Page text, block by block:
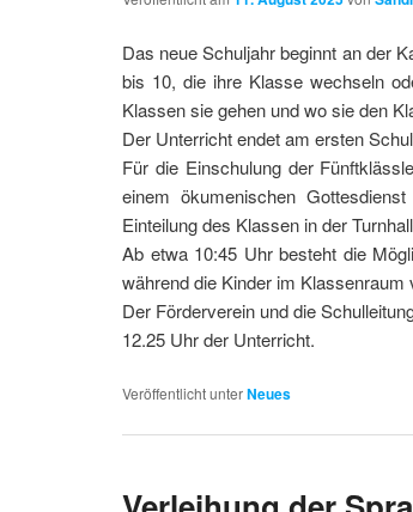
Das neue Schuljahr beginnt an der
bis 10, die ihre Klasse wechseln
Klassen sie gehen und wo sie den
Der Unterricht endet am ersten
Für die Einschulung der
einem ökumenischen
Einteilung des Klassen in der
Ab etwa 10:45 Uhr besteht die
während die Kinder im Klassenraum
Der Förderverein und die
12.25 Uhr der Unterricht.
Veröffentlicht unterNeues